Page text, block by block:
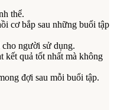
thể.
cơ bắp sau những buổi tập
người sử dụng.
quả tốt nhất mà không
đợi sau mỗi buổi tập.